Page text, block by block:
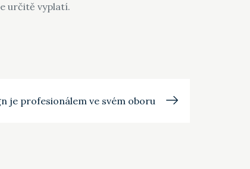
určitě vyplatí.
je profesionálem ve svém oboru